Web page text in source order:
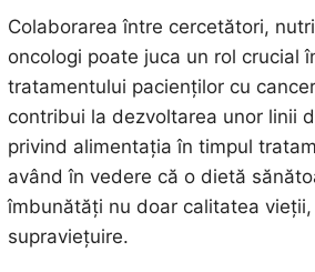
Colaborarea între cercetători,
oncologi poate juca un rol crucial
tratamentului pacienților cu
contribui la dezvoltarea unor linii
privind alimentația în timpul
având în vedere că o dietă
îmbunătăți nu doar calitatea
supraviețuire.